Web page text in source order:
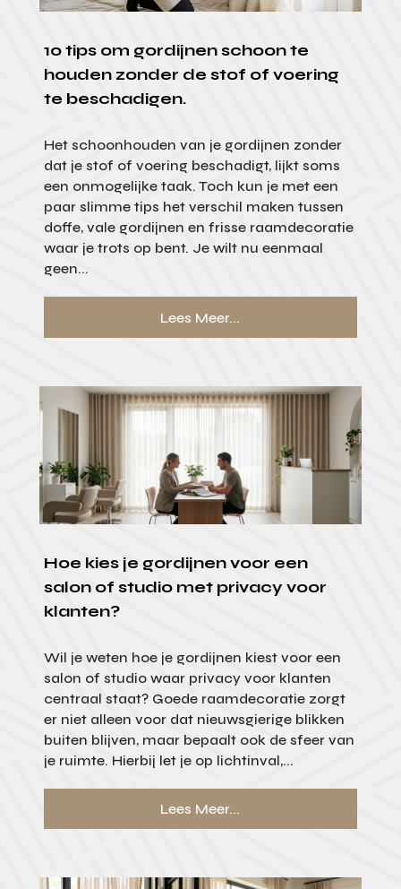
10 tips om gordijnen schoon te
houden zonder de stof of voering
te beschadigen.
Het schoonhouden van je gordijnen zonder
dat je stof of voering beschadigt, lijkt soms
een onmogelijke taak. Toch kun je met een
paar slimme tips het verschil maken tussen
doffe, vale gordijnen en frisse raamdecoratie
waar je trots op bent. Je wilt nu eenmaal
geen...
Lees Meer...
Hoe kies je gordijnen voor een
salon of studio met privacy voor
klanten?
Wil je weten hoe je gordijnen kiest voor een
salon of studio waar privacy voor klanten
centraal staat? Goede raamdecoratie zorgt
er niet alleen voor dat nieuwsgierige blikken
buiten blijven, maar bepaalt ook de sfeer van
je ruimte. Hierbij let je op lichtinval,...
Lees Meer...